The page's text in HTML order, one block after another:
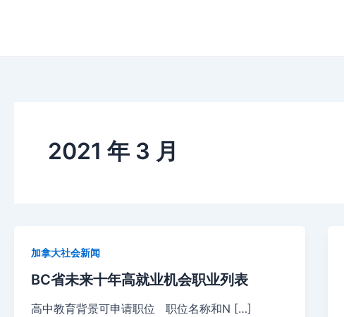
2021 年 3 月
加拿大社会新闻
BC省未来十年高就业机会职业列表
高中教育背景可申请职位 职位名称和N […]